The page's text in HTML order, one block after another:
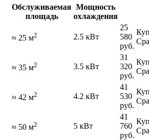
Обслуживаемая
площадь
Мощность
охлаждения
≈ 25 м2 2.5 кВт
25
580
руб.
≈ 35 м2 3.5 кВт
31
320
руб.
≈ 42 м2 4.2 кВт
41
530
руб.
≈ 50 м2 5 кВт
41
760
руб.